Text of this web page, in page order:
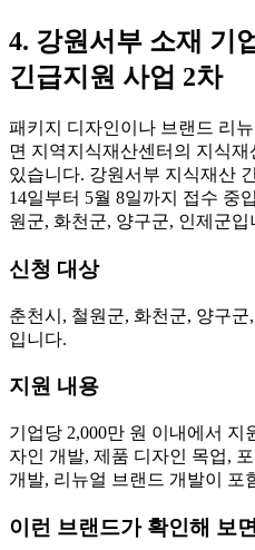
4. 강원서부 소재 기
긴급지원 사업 2차
패키지 디자인이나 브랜드 리
면 지역지식재산센터의 지식
있습니다. 강원서부 지식재산
14일부터 5월 8일까지 접수 중
원군, 화천군, 양구군, 인제군입
신청 대상
춘천시, 철원군, 화천군, 양구
입니다.
지원 내용
기업당 2,000만 원 이내에서 지
자인 개발, 제품 디자인 목업,
개발, 리뉴얼 브랜드 개발이 포
이런 브랜드가 확인해 보